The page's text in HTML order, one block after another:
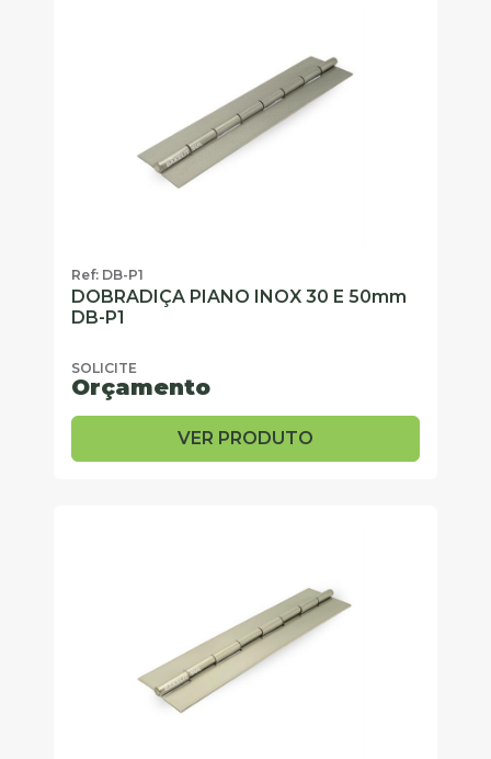
Ref: DB-P1
DOBRADIÇA PIANO INOX 30 E 50mm
DB-P1
SOLICITE
Orçamento
VER PRODUTO